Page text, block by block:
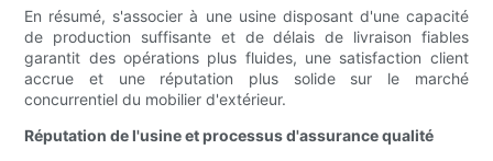
En résumé, s'associer à une usine disposant d'une capacité
de production suffisante et de délais de livraison fiables
garantit des opérations plus fluides, une satisfaction client
accrue et une réputation plus solide sur le marché
concurrentiel du mobilier d'extérieur.
Réputation de l'usine et processus d'assurance qualité